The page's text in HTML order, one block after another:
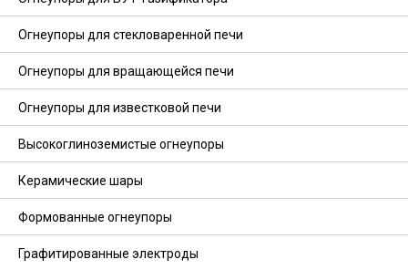
Огнеупоры для стекловаренной печи
Огнеупоры для вращающейся печи
Огнеупоры для известковой печи
Высокоглиноземистые огнеупоры
Керамические шары
Формованные огнеупоры
Графитированные электроды